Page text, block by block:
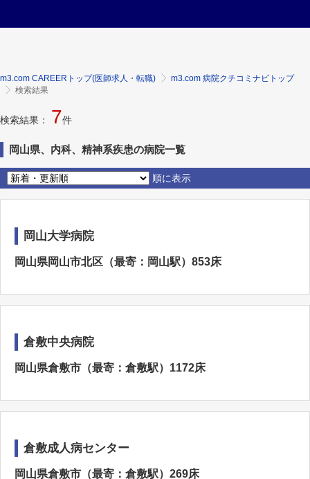
m3.com CAREERトップ(医師求人・転職)
m3.com 病院クチコミナビトップ
検索結果
検索結果： 7件
岡山県、内科、精神系疾患の病院一覧
順に表示
岡山大学病院
岡山県岡山市北区（最寄：岡山駅）853床
倉敷中央病院
岡山県倉敷市（最寄：倉敷駅）1172床
倉敷成人病センター
岡山県倉敷市（最寄：倉敷駅）269床